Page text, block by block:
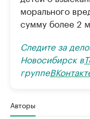
морального
сумму более 2
Следите за
Новосибирск в
группе
Авторы